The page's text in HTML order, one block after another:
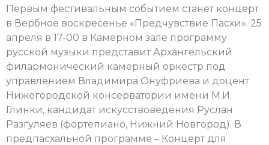
Первым фестивальным событием станет концерт
в Вербное воскресенье «Предчувствие Пасхи». 25
апреля в 17-00 в Камерном зале программу
русской музыки представит Архангельский
филармонический камерный оркестр под
управлением Владимира Онуфриева и доцент
Нижегородской консерватории имени М.И.
Глинки, кандидат искусствоведения Руслан
Разгуляев (фортепиано, Нижний Новгород). В
предпасхальной программе – Концерт для